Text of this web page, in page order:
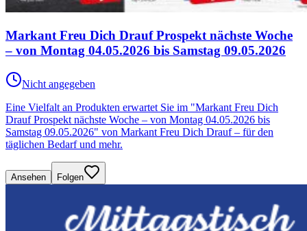
Markant Freu Dich Drauf Prospekt nächste Woche
– von Montag 04.05.2026 bis Samstag 09.05.2026
Nicht angegeben
Eine Vielfalt an Produkten erwartet Sie im "Markant Freu Dich
Drauf Prospekt nächste Woche – von Montag 04.05.2026 bis
Samstag 09.05.2026" von Markant Freu Dich Drauf – für den
täglichen Bedarf und mehr.
Ansehen Folgen